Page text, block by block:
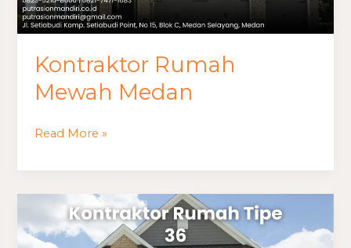
Kontraktor Rumah
Mewah Medan
Read More »
Kontraktor
Rumah